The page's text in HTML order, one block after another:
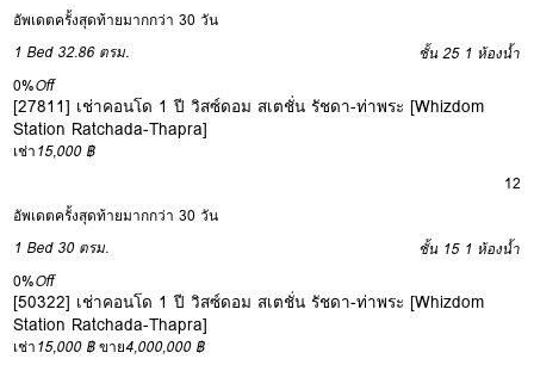
อัพเดตครั้งสุดท้ายมากกว่า 30 วัน
1 Bed 32.86 ตรม. ชั้น 25 1 ห้องน้ำ
0%Off
[27811] เช่าคอนโด 1 ปี วิสซ์ดอม สเตชั่น รัชดา-ท่าพระ [Whizdom
Station Ratchada-Thapra]
เช่า15,000 ฿
12
อัพเดตครั้งสุดท้ายมากกว่า 30 วัน
1 Bed 30 ตรม. ชั้น 15 1 ห้องน้ำ
0%Off
[50322] เช่าคอนโด 1 ปี วิสซ์ดอม สเตชั่น รัชดา-ท่าพระ [Whizdom
Station Ratchada-Thapra]
เช่า15,000 ฿ ขาย4,000,000 ฿